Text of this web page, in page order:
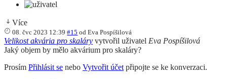
Více
08. čvc 2023 12:39 #15 odEva Pospíšilová
Velikost akvária pro skaláry vytvořil uživatel Eva Pospíšilová
Jaký objem by mělo akvárium pro skaláry?
Prosím Přihlásit se nebo Vytvořit účet připojte se ke konverzaci.